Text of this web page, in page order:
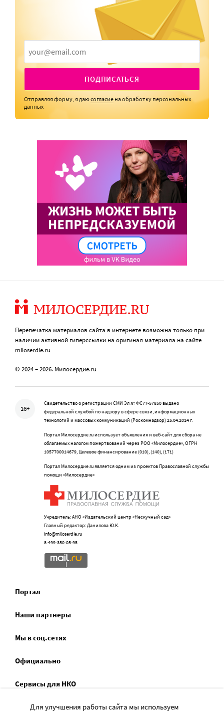
ПОДПИСАТЬСЯ
Отправляя форму, я даюсогласие на обработку персональных
данных
Перепечатка материалов сайта в интернете возможна только при
наличии активной гиперссылки на оригинал материала на сайте
miloserdie.ru
© 2024 – 2026. Милосердие.ru
16+
Свидетельство о регистрации СМИ Эл № ФС77-57850 выдано
федеральной службой по надзору в сфере связи, информационных
технологий и массовых коммуникаций (Роскомнадзор) 25.04.2014 г.
Портал Милосердие.ru использует объявления и веб-сайт для сбора не
облагаемых налогом пожертвований через РОО «Милосердие», ОГРН
1057700014679, Целевое финансирование (010), (140), (171)
Портал Милосердие.ru является одним из проектов Православной службы
помощи «Милосердие»
Учредитель: АНО «Издательский центр «Нескучный сад»
Главный редактор: Данилова Ю.К.
info@miloserdie.ru
8-499-350-05-95
Портал
Наши партнеры
Мы в соц.сетях
Официально
Сервисы для НКО
Спецпроекты
Для улучшения работы сайта мы используем